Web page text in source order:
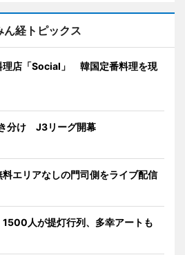
ん経トピックス
理店「Social」 韓国定番料理を現
分け J3リーグ開幕
エリアなしの門司側をライブ配信
人が提灯行列、多幸アートも